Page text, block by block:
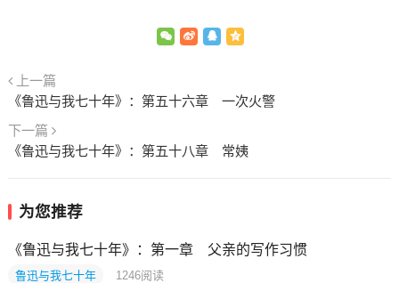
上一篇
《鲁迅与我七十年》：第五十六章 一次火警
下一篇
《鲁迅与我七十年》：第五十八章 常姨
为您推荐
《鲁迅与我七十年》：第一章 父亲的写作习惯
鲁迅与我七十年 1246阅读